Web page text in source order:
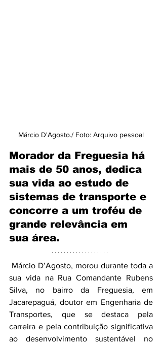
Márcio D'Agosto./ Foto: Arquivo pessoal
Morador da Freguesia há
mais de 50 anos, dedica
sua vida ao estudo de
sistemas de transporte e
concorre a um troféu de
grande relevância em
sua área.
sua vida na Rua Comandante Rubens
Silva, no bairro da Freguesia, em
Jacarepaguá, doutor em Engenharia de
Transportes, que se destaca pela
carreira e pela contribuição significativa
ao desenvolvimento sustentável no